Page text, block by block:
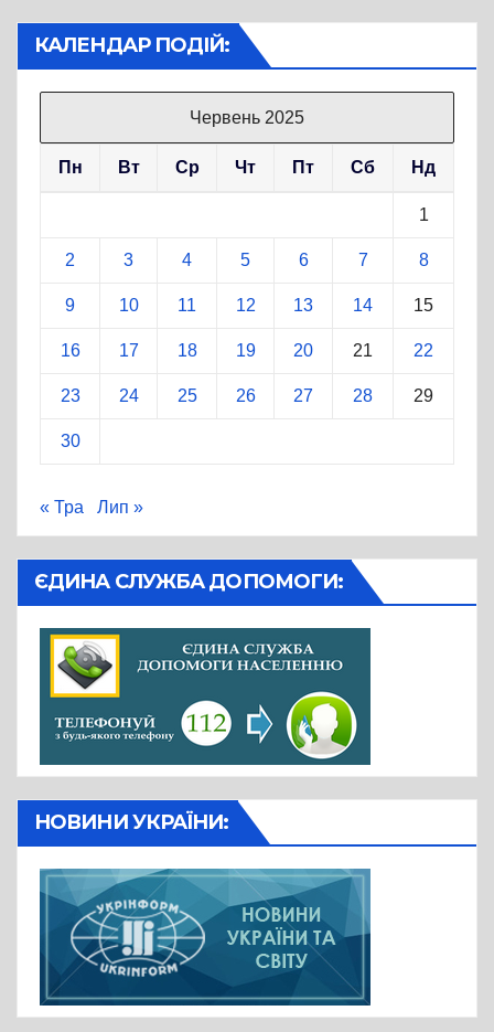
КАЛЕНДАР ПОДІЙ:
Червень 2025
Пн Вт Ср Чт Пт Сб Нд
1
2 3 4 5 6 7 8
9 10 11 12 13 14 15
16 17 18 19 20 21 22
23 24 25 26 27 28 29
30
« Тра Лип »
ЄДИНА СЛУЖБА ДОПОМОГИ:
НОВИНИ УКРАЇНИ: